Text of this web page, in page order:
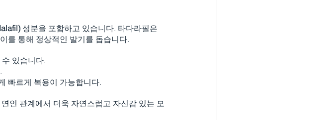
성분을 포함하고 있습니다. 타다라필은
를 통해 정상적인 발기를 돕습니다.
있습니다.
빠르게 복용이 가능합니다.
인 관계에서 더욱 자연스럽고 자신감 있는 모